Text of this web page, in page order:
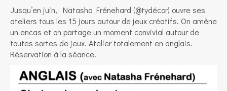
Jusqu’en juin, Natasha Frénehard (@tydécor) ouvre ses
ateliers tous les 15 jours autour de jeux créatifs. On amène
un encas et on partage un moment convivial autour de
toutes sortes de jeux. Atelier totalement en anglais.
Réservation à la séance.